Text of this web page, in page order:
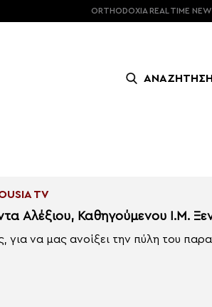
ORTHODOXIA REAL TIME
ΑΝΑΖΗΤΗΣΗ
TV
Αλέξιου, Καθηγούμενου Ι.Μ.
να μας ανοίξει την πύλη του